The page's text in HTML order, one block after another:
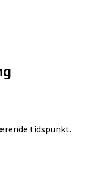
tidspunkt.